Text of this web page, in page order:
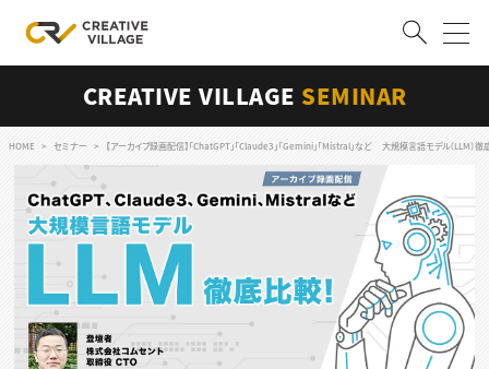
ログイン 会員登録
RECRUIT
クリエイター求人を探す
CREATIVE JOB求人検索
特集求人
採用説明会
転職支援サービス
CONTENTS
CREATIVE VILLAGE SEMINAR
HOME セミナー 【アーカイブ録画配信】「ChatGPT」「Claude3」「Gemini」「Mistral」など 大規模言語モデル（LLM）徹